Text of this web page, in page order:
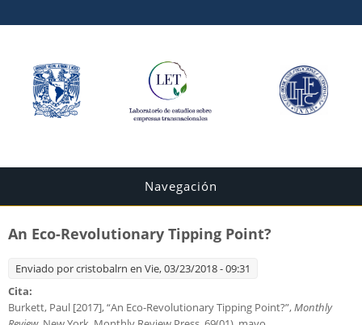
Navegación
An Eco-Revolutionary Tipping Point?
Enviado porcristobalrn en Vie, 03/23/2018 - 09:31
Cita:
Burkett, Paul [2017], “An Eco-Revolutionary Tipping Point?”,Monthly